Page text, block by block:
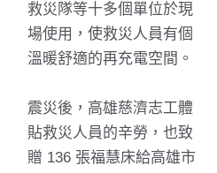
救災隊等十多個單位於現
場使用，使救災人員有個
溫暖舒適的再充電空間。
震災後，高雄慈濟志工體
貼救災人員的辛勞，也致
贈 136 張福慧床給高雄市